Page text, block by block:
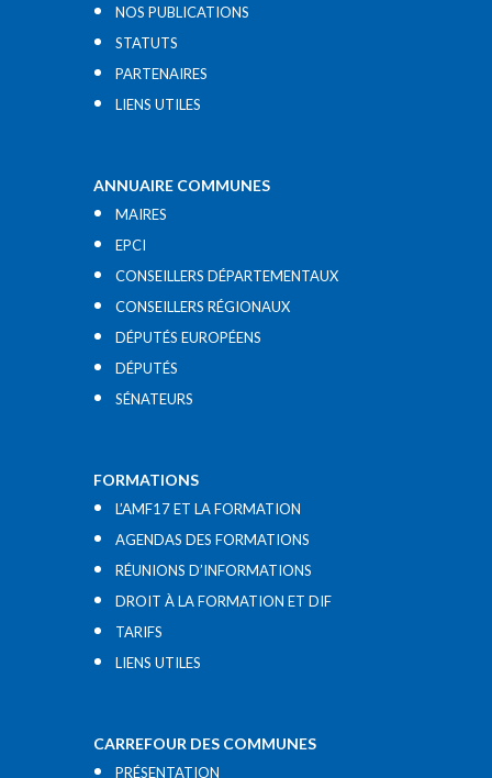
NOS PUBLICATIONS
STATUTS
PARTENAIRES
LIENS UTILES​
ANNUAIRE COMMUNES
MAIRES
EPCI
CONSEILLERS DÉPARTEMENTAUX
CONSEILLERS RÉGIONAUX
DÉPUTÉS EUROPÉENS
DÉPUTÉS
SÉNATEURS
FORMATIONS
L’AMF17 ET LA FORMATION
AGENDAS DES FORMATIONS
RÉUNIONS D’INFORMATIONS
DROIT À LA FORMATION ET DIF
TARIFS
LIENS UTILES​
CARREFOUR DES COMMUNES
PRÉSENTATION